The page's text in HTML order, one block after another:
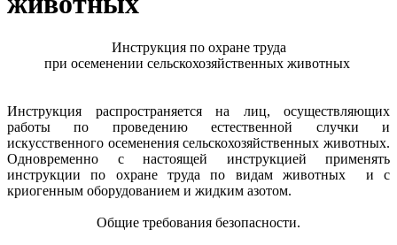
Инструкция по охране труда
при осеменении сельскохозяйственных животных
Инструкция распространяется на лиц, осуществляющих
работы по проведению естественной случки и
искусственного осеменения сельскохозяйственных животных.
Одновременно с настоящей инструкцией применять
инструкции по охране труда по видам животных и с
криогенным оборудованием и жидким азотом.
Общие требования безопасности.